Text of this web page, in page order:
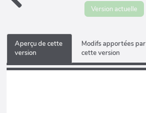
Version actuelle
Aperçu de cette
version
Modifs apportées par
cette version